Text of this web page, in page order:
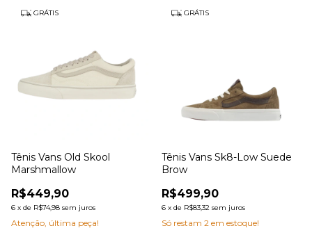
GRÁTIS
Tênis Vans Old Skool
Marshmallow
R$449,90
6 x de R$74,98 sem juros
Atenção, última peça!
GRÁTIS
Tênis Vans Sk8-Low Suede
Brow
R$499,90
6 x de R$83,32 sem juros
Só restam 2 em estoque!